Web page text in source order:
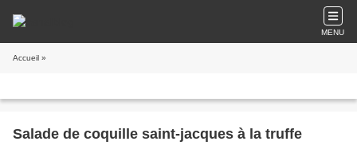
MENU
Accueil »
Salade de coquille saint-jacques à la truffe